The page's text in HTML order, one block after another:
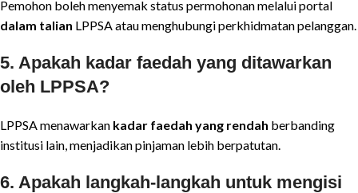
Pemohon boleh menyemak status permohonan melalui portal
dalam talian LPPSA atau menghubungi perkhidmatan pelanggan.
5. Apakah kadar faedah yang ditawarkan
oleh LPPSA?
LPPSA menawarkan kadar faedah yang rendah berbanding
institusi lain, menjadikan pinjaman lebih berpatutan.
6. Apakah langkah-langkah untuk mengisi